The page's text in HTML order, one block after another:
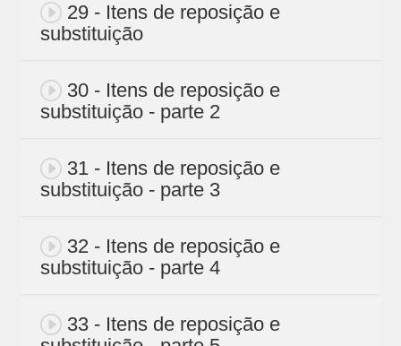
29 - Itens de reposição e
substituição
30 - Itens de reposição e
substituição - parte 2
31 - Itens de reposição e
substituição - parte 3
32 - Itens de reposição e
substituição - parte 4
33 - Itens de reposição e